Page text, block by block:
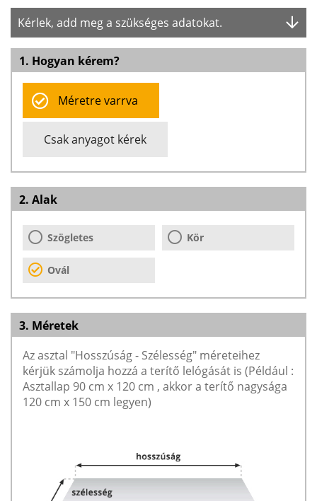
Kérlek, add meg a szükséges adatokat.
1. Hogyan kérem?
Méretre varrva
Csak anyagot kérek
2. Alak
Szögletes Kör
Ovál
3. Méretek
Az asztal "Hosszúság - Szélesség" méreteihez
kérjük számolja hozzá a terítő lelógását is (Például :
Asztallap 90 cm x 120 cm , akkor a terítő nagysága
120 cm x 150 cm legyen)